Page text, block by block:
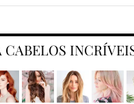
CABELOS